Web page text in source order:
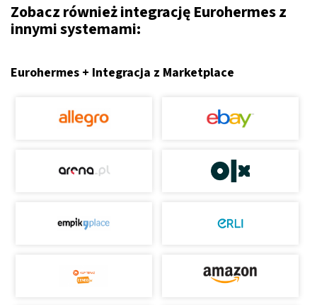
Zobacz również integrację Eurohermes z
innymi systemami:
Eurohermes + Integracja z Marketplace